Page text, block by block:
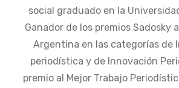
social graduado en la
Ganador de los premios Sadosky
Argentina en las categorías de
periodística y de Innovación
premio al Mejor Trabajo